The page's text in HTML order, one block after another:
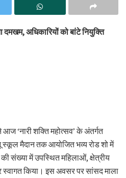
दमखम, अधिकारियों को बांटे नियुक्ति
आज ‘नारी शक्ति महोत्सव’ के अंतर्गत
स्कूल मैदान तक आयोजित भव्य रोड शो में
की संख्या में उपस्थित महिलाओं, क्षेत्रीय
स्वागत किया। इस अवसर पर सांसद माला